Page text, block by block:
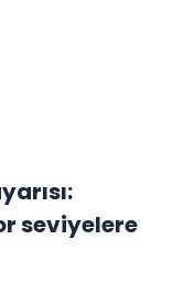
seviyelere